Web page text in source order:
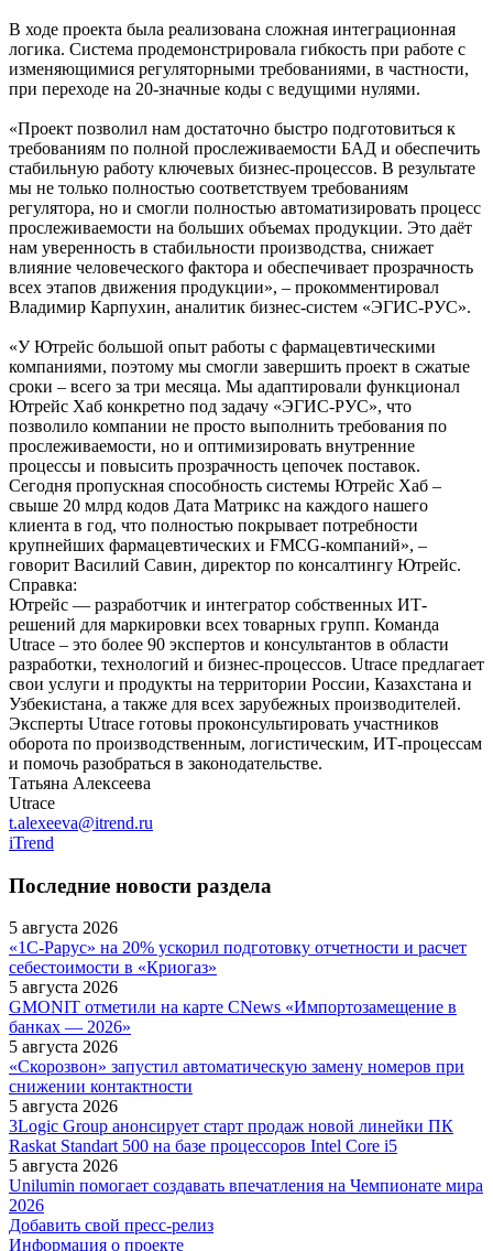
В ходе проекта была реализована сложная интеграционная
логика. Система продемонстрировала гибкость при работе с
изменяющимися регуляторными требованиями, в частности,
при переходе на 20-значные коды с ведущими нулями.
«Проект позволил нам достаточно быстро подготовиться к
требованиям по полной прослеживаемости БАД и обеспечить
стабильную работу ключевых бизнес-процессов. В результате
мы не только полностью соответствуем требованиям
регулятора, но и смогли полностью автоматизировать процесс
прослеживаемости на больших объемах продукции. Это даёт
нам уверенность в стабильности производства, снижает
влияние человеческого фактора и обеспечивает прозрачность
всех этапов движения продукции», – прокомментировал
Владимир Карпухин, аналитик бизнес-систем «ЭГИС-РУС».
«У Ютрейс большой опыт работы с фармацевтическими
компаниями, поэтому мы смогли завершить проект в сжатые
сроки – всего за три месяца. Мы адаптировали функционал
Ютрейс Хаб конкретно под задачу «ЭГИС-РУС», что
позволило компании не просто выполнить требования по
прослеживаемости, но и оптимизировать внутренние
процессы и повысить прозрачность цепочек поставок.
Сегодня пропускная способность системы Ютрейс Хаб –
свыше 20 млрд кодов Дата Матрикс на каждого нашего
клиента в год, что полностью покрывает потребности
крупнейших фармацевтических и FMCG-компаний», –
говорит Василий Савин, директор по консалтингу Ютрейс.
Справка:
Ютрейс — разработчик и интегратор собственных ИТ-
решений для маркировки всех товарных групп. Команда
Utrace – это более 90 экспертов и консультантов в области
разработки, технологий и бизнес-процессов. Utrace предлагает
свои услуги и продукты на территории России, Казахстана и
Узбекистана, а также для всех зарубежных производителей.
Эксперты Utrace готовы проконсультировать участников
оборота по производственным, логистическим, ИТ-процессам
и помочь разобраться в законодательстве.
Татьяна Алексеева
Utrace
t.alexeeva@itrend.ru
iTrend
Последние новости раздела
5 августа 2026
«1С-Рарус» на 20% ускорил подготовку отчетности и расчет
себестоимости в «Криогаз»
5 августа 2026
GMONIT отметили на карте CNews «Импортозамещение в
банках — 2026»
5 августа 2026
«Скорозвон» запустил автоматическую замену номеров при
снижении контактности
5 августа 2026
3Logic Group анонсирует старт продаж новой линейки ПК
Raskat Standart 500 на базе процессоров Intel Core i5
5 августа 2026
Unilumin помогает создавать впечатления на Чемпионате мира
2026
Добавить свой пресс-релиз
Информация о проекте